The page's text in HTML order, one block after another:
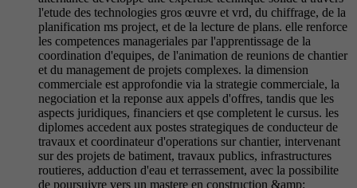
l'etude des technologies gros œuvre et vrd, du chiffrage, de la
planification ms project, et de la lecture de plans. elle renforce
les competences manageriales par l'apprentissage de la
coordination d'equipes, de l'animation de reunions de chantier
et du management de projets complexes. la dimension
commerciale est approfondie via la strategie commerciale, la
negociation et la reponse aux appels d'offres, tandis que les
aspects juridiques, financiers et qse completent le cursus. les
diplomes accedent aux postes strategiques de conducteur de
travaux et coordinateur d'operations sur chantier, intervenant
sur des projets de batiment, travaux publics, infrastructures
routieres, adduction d'eau et terrassement, avec la possibilite
de poursuivre vers un mastere en construction &amp;